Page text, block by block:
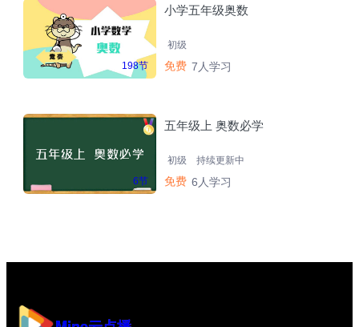
198节
小学五年级奥数
初级
免费 7人学习
6节
五年级上 奥数必学
初级 持续更新中
免费 6人学习